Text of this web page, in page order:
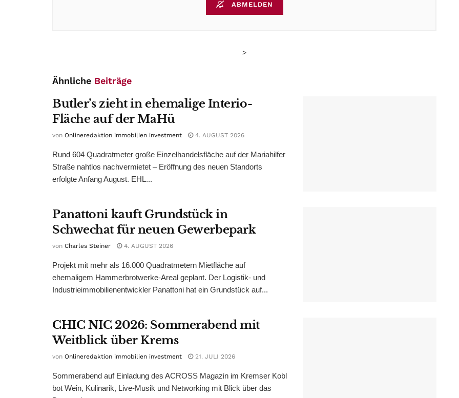
ABMELDEN
>
Ähnliche Beiträge
Butler’s zieht in ehemalige Interio-
Fläche auf der MaHü
von Onlineredaktion immobilien investment 4. AUGUST 2026
Rund 604 Quadratmeter große Einzelhandelsfläche auf der Mariahilfer
Straße nahtlos nachvermietet – Eröffnung des neuen Standorts
erfolgte Anfang August. EHL...
Panattoni kauft Grundstück in
Schwechat für neuen Gewerbepark
von Charles Steiner 4. AUGUST 2026
Projekt mit mehr als 16.000 Quadratmetern Mietfläche auf
ehemaligem Hammerbrotwerke-Areal geplant. Der Logistik- und
Industrieimmobilienentwickler Panattoni hat ein Grundstück auf...
CHIC NIC 2026: Sommerabend mit
Weitblick über Krems
von Onlineredaktion immobilien investment 21. JULI 2026
Sommerabend auf Einladung des ACROSS Magazin im Kremser Kobl
bot Wein, Kulinarik, Live-Musik und Networking mit Blick über das